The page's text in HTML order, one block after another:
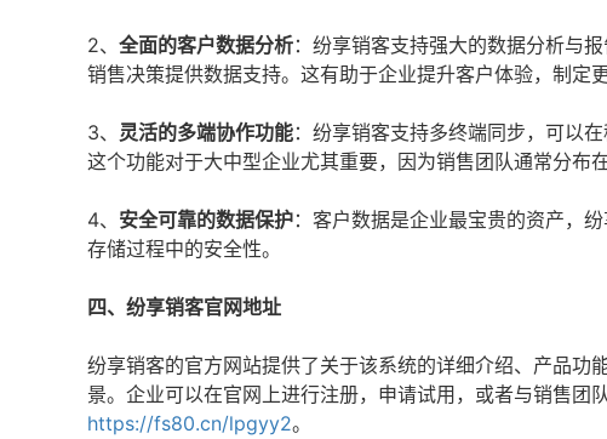
2、 全面的客户数据分析：纷享销客支持强大的数据分析与
销售决策提供数据支持。这有助于企业提升客户体验，制定
3、 灵活的多端协作功能：纷享销客支持多终端同步，可以
这个功能对于大中型企业尤其重要，因为销售团队通常分布
4、 安全可靠的数据保护：客户数据是企业最宝贵的资产，
存储过程中的安全性。
四、纷享销客官网地址
纷享销客的官方网站提供了关于该系统的详细介绍、产品功
景。企业可以在官网上进行注册，申请试用，或者与销售团
https://fs80.cn/lpgyy2。